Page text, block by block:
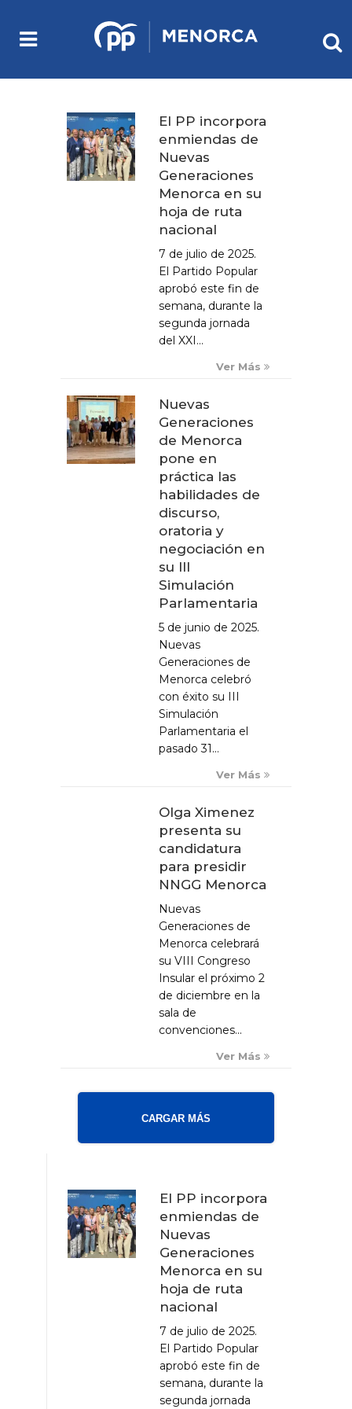
El PP incorpora
enmiendas de
Nuevas
Generaciones
Menorca en su
hoja de ruta
nacional
7 de julio de 2025.
El Partido Popular
aprobó este fin de
semana, durante la
segunda jornada
del XXI...
Ver Más
Nuevas
Generaciones
de Menorca
pone en
práctica las
habilidades de
discurso,
oratoria y
negociación en
su III
Simulación
Parlamentaria
5 de junio de 2025.
Nuevas
Generaciones de
Menorca celebró
con éxito su III
Simulación
Parlamentaria el
pasado 31...
Ver Más
Olga Ximenez
presenta su
candidatura
para presidir
NNGG Menorca
Nuevas
Generaciones de
Menorca celebrará
su VIII Congreso
Insular el próximo 2
de diciembre en la
sala de
convenciones...
Ver Más
CARGAR MÁS
El PP incorpora
enmiendas de
Nuevas
Generaciones
Menorca en su
hoja de ruta
nacional
7 de julio de 2025.
El Partido Popular
aprobó este fin de
semana, durante la
segunda jornada